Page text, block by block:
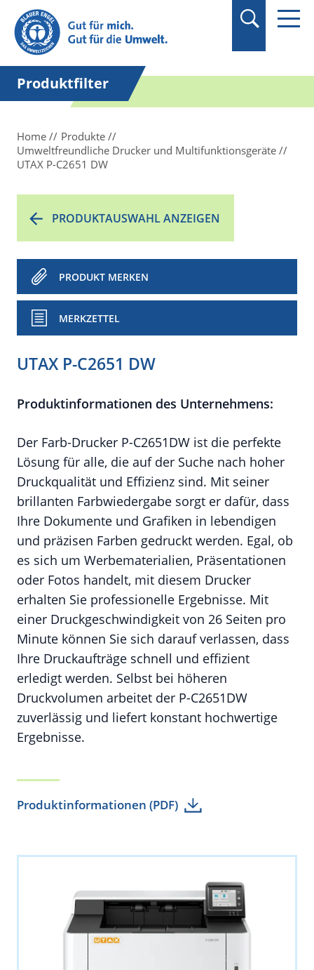
Suchbegriff in
Anführungszeichen
setzen.
Produktfilter
Home
Produkte
Umweltfreundliche Drucker und Multifunktionsgeräte
UTAX P-C2651 DW
PRODUKTAUSWAHL ANZEIGEN
PRODUKT MERKEN
MERKZETTEL
UTAX P-C2651 DW
Produktinformationen des Unternehmens:
Der Farb-Drucker P-C2651DW ist die perfekte
Lösung für alle, die auf der Suche nach hoher
Druckqualität und Effizienz sind. Mit seiner
brillanten Farbwiedergabe sorgt er dafür, dass
Ihre Dokumente und Grafiken in lebendigen
und präzisen Farben gedruckt werden. Egal, ob
es sich um Werbematerialien, Präsentationen
oder Fotos handelt, mit diesem Drucker
erhalten Sie professionelle Ergebnisse. Mit
einer Druckgeschwindigkeit von 26 Seiten pro
Minute können Sie sich darauf verlassen, dass
Ihre Druckaufträge schnell und effizient
erledigt werden. Selbst bei höheren
Druckvolumen arbeitet der P-C2651DW
zuverlässig und liefert konstant hochwertige
Ergebnisse.
Produktinformationen (PDF)